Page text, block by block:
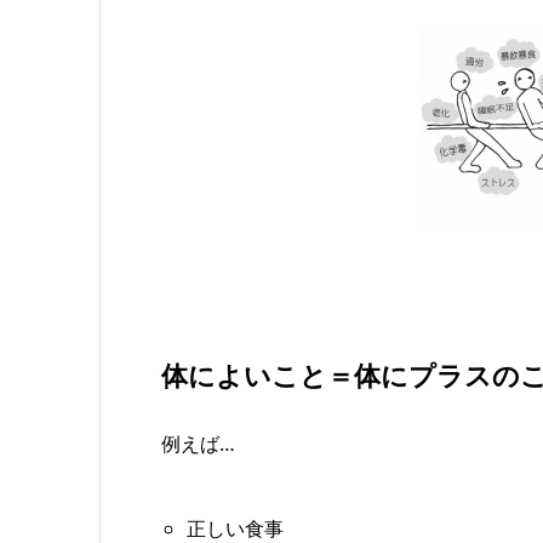
体によいこと＝体にプラスの
例えば…
正しい食事